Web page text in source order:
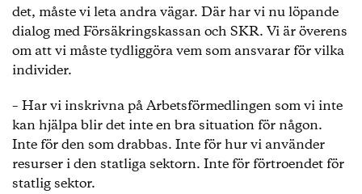
det, måste vi leta andra vägar. Där har vi nu löpande
dialog med Försäkringskassan och SKR. Vi är överens
om att vi måste tydliggöra vem som ansvarar för vilka
individer.
– Har vi inskrivna på Arbetsförmedlingen som vi inte
kan hjälpa blir det inte en bra situation för någon.
Inte för den som drabbas. Inte för hur vi använder
resurser i den statliga sektorn. Inte för förtroendet för
statlig sektor.